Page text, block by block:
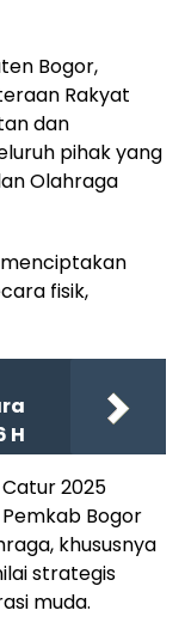
Bogor,
Rakyat
dan
pihak yang
Olahraga
fisik,
H
2025
Bogor
khususnya
strategis
muda.